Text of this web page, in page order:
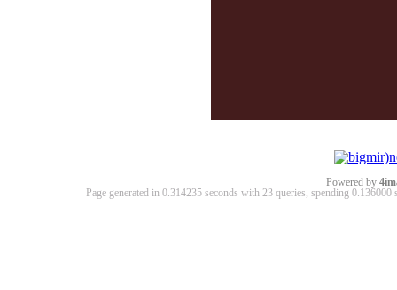
Powered by
Page generated in 0.314235 seconds with 23 queries, spending